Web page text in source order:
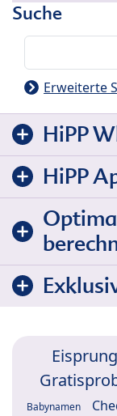
Suche
Erweiterte
HiPP
HiPP
Babynamen